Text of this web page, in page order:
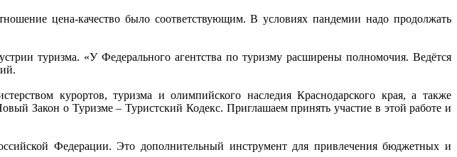
цена-качество было соответствующим. В условиях пандемии надо продолжать
туризма. «У Федерального агентства по туризму расширены полномочия. Ведётся
курортов, туризма и олимпийского наследия Краснодарского края, а также
Закон о Туризме – Туристский Кодекс. Приглашаем принять участие в этой работе и
Федерации. Это дополнительный инструмент для привлечения бюджетных и